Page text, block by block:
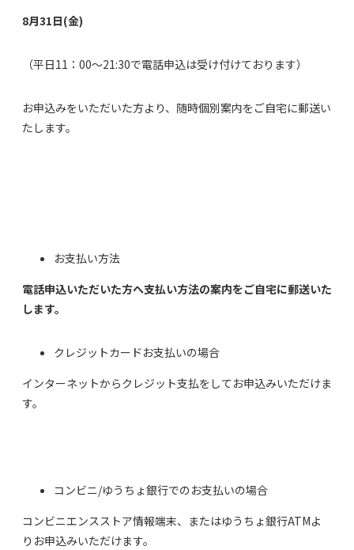
8月31日(金)
（平日11：00～21:30で電話申込は受け付けております）
お申込みをいただいた方より、随時個別案内をご自宅に郵送い
たします。
お支払い方法
電話申込いただいた方へ支払い方法の案内をご自宅に郵送いた
します。
クレジットカードお支払いの場合
インターネットからクレジット支払をしてお申込みいただけま
す。
コンビニ/ゆうちょ銀行でのお支払いの場合
コンビニエンスストア情報端末、またはゆうちょ銀行ATMよ
りお申込みいただけます。